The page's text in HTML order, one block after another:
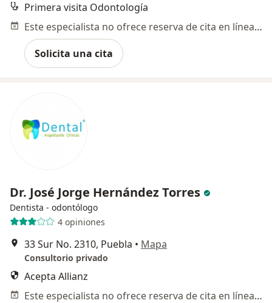
Primera visita Odontología
Este especialista no ofrece reserva de cita en línea en esta dirección.
Solicita una cita
Dr. José Jorge Hernández Torres
Dentista - odontólogo
4 opiniones
33 Sur No. 2310, Puebla • Mapa
Consultorio privado
Acepta Allianz
Este especialista no ofrece reserva de cita en línea en esta dirección.